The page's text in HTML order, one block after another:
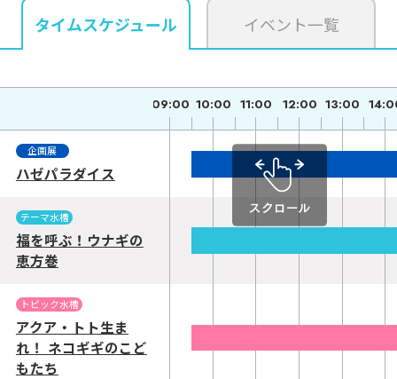
タイムスケジュール イベント一覧
09:00 10:00 11:00 12:00 13:00
企画展
ハゼパラダイス
テーマ水槽
福を呼ぶ！ウナギの
恵方巻
トピック水槽
アクア・トト生ま
れ！ ネコギギのこど
もたち